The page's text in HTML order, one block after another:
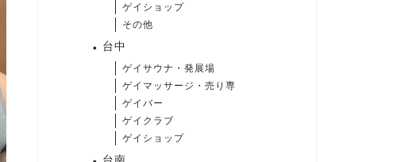
ゲイショップ
その他
台中
ゲイサウナ・発展場
ゲイマッサージ・売り専
ゲイバー
ゲイクラブ
ゲイショップ